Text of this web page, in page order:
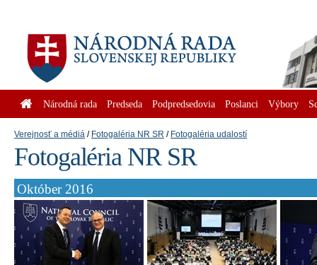
Národná rada Predseda Podpredsedovia Poslanci Výbory
Verejnosť a médiá Fotogaléria NR SR Fotogaléria udalostí
Fotogaléria NR SR
Október 2016